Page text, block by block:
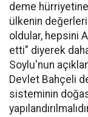
deme
ülkenin
oldular, hepsini
etti" diyerek
Soylu'nun
Devlet Bahçeli
sisteminin